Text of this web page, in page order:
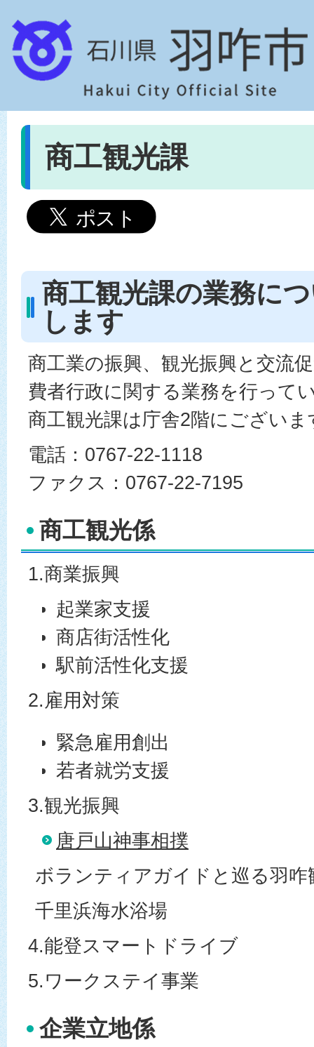
商工観光課
商工観光課の業務に
します
商工業の振興、観光振興と交流
費者行政に関する業務を行って
商工観光課は庁舎2階にございま
電話：0767-22-1118
ファクス：0767-22-7195
商工観光係
1.商業振興
起業家支援
商店街活性化
駅前活性化支援
2.雇用対策
緊急雇用創出
若者就労支援
3.観光振興
唐戸山神事相撲
ボランティアガイドと巡る羽咋
千里浜海水浴場
4.能登スマートドライブ
5.ワークステイ事業
企業立地係